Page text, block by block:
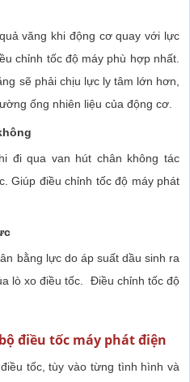
văng khi động cơ quay với lực
chỉnh tốc độ máy phù hợp nhất.
sẽ phải chịu lực ly tâm lớn hơn,
ống nhiên liệu của động cơ.
đi qua van hút chân không tác
Giúp điều chỉnh tốc độ máy phát
bằng lực do áp suất dầu sinh ra
lò xo điều tốc. Điều chỉnh tốc độ
điều tốc máy phát điện
tốc, tùy vào từng tình hình và